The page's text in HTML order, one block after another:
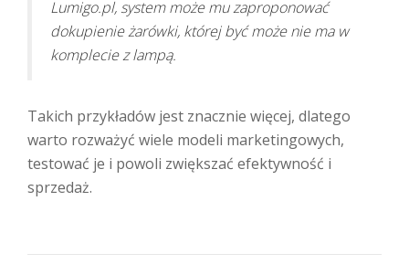
Lumigo.pl, system może mu zaproponować
dokupienie żarówki, której być może nie ma w
komplecie z lampą.
Takich przykładów jest znacznie więcej, dlatego
warto rozważyć wiele modeli marketingowych,
testować je i powoli zwiększać efektywność i
sprzedaż.